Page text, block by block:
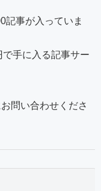
記事が入っていま
手に入る記事サー
問い合わせくださ